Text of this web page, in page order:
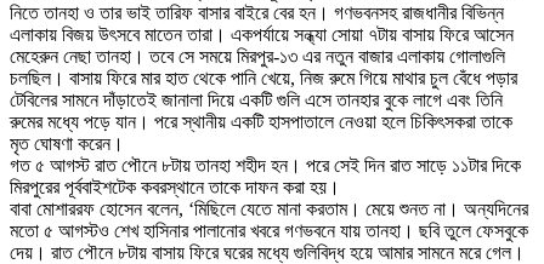
নিতে তানহা ও তার ভাই তারিফ বাসার বাইরে বের হন। গণভবনসহ রাজধানীর বিভিন্ন
এলাকায় বিজয় উৎসবে মাতেন তারা। একপর্যায়ে সন্ধ্যা সোয়া ৭টায় বাসায় ফিরে আসেন
মেহেরুন নেছা তানহা। তবে সে সময়ে মিরপুর-১৩ এর নতুন বাজার এলাকায় গোলাগুলি
চলছিল। বাসায় ফিরে মার হাত থেকে পানি খেয়ে, নিজ রুমে গিয়ে মাথার চুল বেঁধে পড়ার
টেবিলের সামনে দাঁড়াতেই জানালা দিয়ে একটি গুলি এসে তানহার বুকে লাগে এবং তিনি
রুমের মধ্যে পড়ে যান। পরে স্থানীয় একটি হাসপাতালে নেওয়া হলে চিকিৎসকরা তাকে
মৃত ঘোষণা করেন।
গত ৫ আগস্ট রাত পৌনে ৮টায় তানহা শহীদ হন। পরে সেই দিন রাত সাড়ে ১১টার দিকে
মিরপুরের পূর্ববাইশটেক কবরস্থানে তাকে দাফন করা হয়।
বাবা মোশাররফ হোসেন বলেন, ‘মিছিলে যেতে মানা করতাম। মেয়ে শুনত না। অন্যদিনের
মতো ৫ আগস্টও শেখ হাসিনার পালানোর খবরে গণভবনে যায় তানহা। ছবি তুলে ফেসবুকে
দেয়। রাত পৌনে ৮টায় বাসায় ফিরে ঘরের মধ্যে গুলিবিদ্ধ হয়ে আমার সামনে মরে গেল।